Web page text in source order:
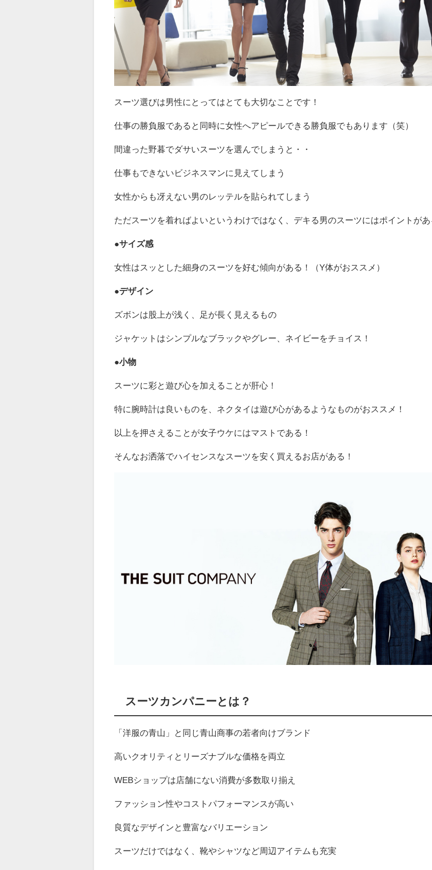
スーツ選びは男性にとってはとても大切なことです！
仕事の勝負服であると同時に女性へアピールできる勝負服でもあります（笑）
間違った野暮でダサいスーツを選んでしまうと・・
仕事もできないビジネスマンに見えてしまう
女性からも冴えない男のレッテルを貼られてしまう
ただスーツを着ればよいというわけではなく、デキる男のスーツにはポイントがあ
●サイズ感
女性はスッとした細身のスーツを好む傾向がある！（Y体がおススメ）
●デザイン
ズボンは股上が浅く、足が長く見えるもの
ジャケットはシンプルなブラックやグレー、ネイビーをチョイス！
●小物
スーツに彩と遊び心を加えることが肝心！
特に腕時計は良いものを、ネクタイは遊び心があるようなものがおススメ！
以上を押さえることが女子ウケにはマストである！
そんなお洒落でハイセンスなスーツを安く買えるお店がある！
スーツカンパニーとは？
「洋服の青山」と同じ青山商事の若者向けブランド
高いクオリティとリーズナブルな価格を両立
WEBショップは店舗にない消費が多数取り揃え
ファッション性やコストパフォーマンスが高い
良質なデザインと豊富なバリエーション
スーツだけではなく、靴やシャツなど周辺アイテムも充実